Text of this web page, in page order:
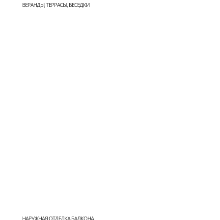
ВЕРАНДЫ, ТЕРРАСЫ, БЕСЕДКИ
НАРУЖНАЯ ОТДЕЛКА БАЛКОНА